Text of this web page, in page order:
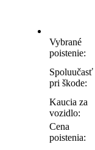
Vybrané
poistenie:
Spoluučasť
pri škode:
Kaucia za
vozidlo:
Cena
poistenia: